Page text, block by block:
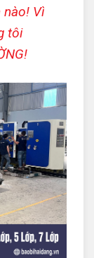
nào! Vì
tôi